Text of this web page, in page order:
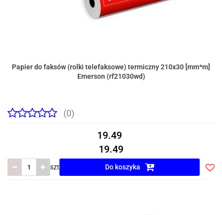
Papier do faksów (rolki telefaksowe) termiczny 210x30 [mm*m]
Emerson (rf21030wd)
(0)
19.49
19.49
szt Do koszyka